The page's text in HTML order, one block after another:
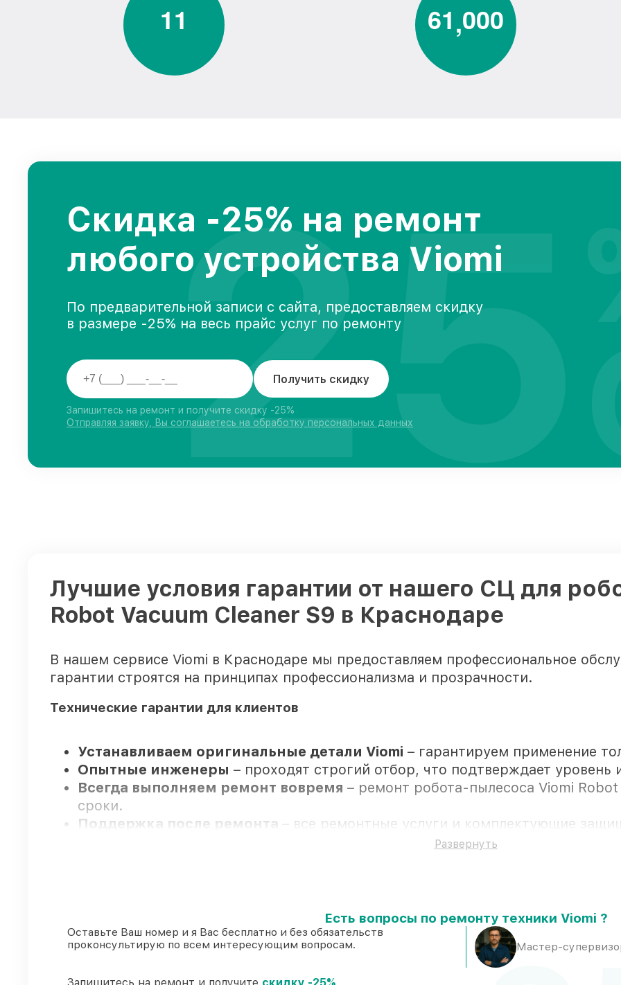
11 61,000
Скидка -25% на ремонт
любого устройства Viomi
По предварительной записи с сайта, предоставляем скидку
в размере -25% на весь прайс услуг по ремонту
Получить скидку
Запишитесь на ремонт и получите скидку -25%
Отправляя заявку, Вы соглашаетесь на обработку персональных данных
25
Лучшие условия гарантии от нашего СЦ для
Robot Vacuum Cleaner S9 в Краснодаре
В нашем сервисе Viomi в Краснодаре мы предоставляем профессиональное
гарантии строятся на принципах профессионализма и прозрачности.
Технические гарантии для клиентов
Устанавливаем оригинальные детали Viomi – гарантируем применение
Опытные инженеры – проходят строгий отбор, что подтверждает уровень
Всегда выполняем ремонт вовремя – ремонт робота-пылесоса Viomi
сроки.
Поддержка после ремонта
– все ремонтные услуги и комплектующие
заказов закрываем с возможностью личного присутствия владельца
90%комплектующих Viomi имеются на складе в Краснодаре, остальные
Оригинальные комплектующие Viomi и качественные аналоги– под
ремонтов выполняются в тот же день, если мастер приступает к
Развернуть
Есть вопросы по ремонту техники Viomi ?
Оставьте Ваш номер и я Вас бесплатно и без обязательств
проконсультирую по всем интересующим вопросам.
Мастер-